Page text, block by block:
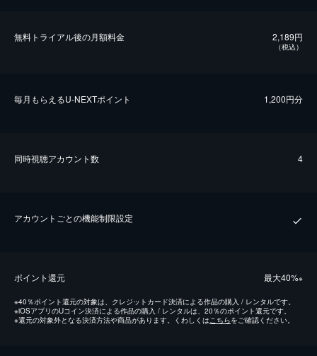
無料トライアル後の⽉額料金 2,189円
（税込）
毎⽉もらえるU-NEXTポイント 1,200円分
同時視聴アカウント数 4
アカウントごとの機能制限設定
ポイント還元 最⼤40%※
※40％ポイント還元の対象は、クレジットカード決済による作品の購入 / レンタルです。
※iOSアプリのUコイン決済による作品の購入 / レンタルは、20％のポイント還元です。
※還元の対象外となる決済方法や商品があります。くわしくはこちらをご確認ください。